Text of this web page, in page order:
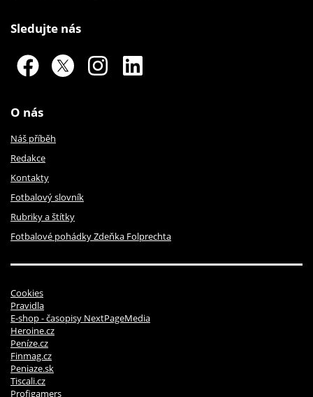
Sledujte nás
O nás
Náš příběh
Redakce
Kontakty
Fotbalový slovník
Rubriky a štítky
Fotbalové pohádky Zdeňka Folprechta
Cookies
Pravidla
E-shop - časopisy NextPageMedia
Heroine.cz
Peníze.cz
Finmag.cz
Peniaze.sk
Tiscali.cz
Profigamers